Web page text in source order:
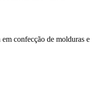
confecção de molduras e